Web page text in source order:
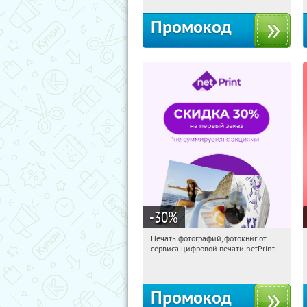
Промокод
-30%
17:56:03 Получили:
Печать фотографий, фотокниг от
сервиса цифровой печати netPrint
Промокод